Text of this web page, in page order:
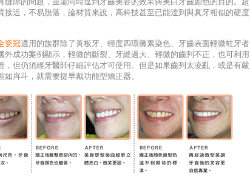
接近，不易脫落，論材質來說，高科技甚至已能達到與真牙相似的硬度
瓷冠適用的族群除了黃板牙、輕度四環黴素染色、牙齒表面輕微蛀牙者
外成功案例顯示，輕微的斷裂、牙縫過大、輕微的齒列不正，也可利用
，但仍須經牙醫師仔細評估才可使用。但是如果齒列太凌亂，或是有嚴
戽斗，就需要提早戴功能型矯正器。